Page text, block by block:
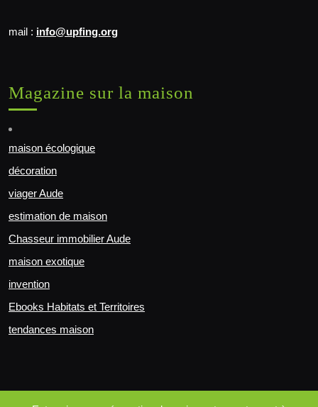
mail : info@upfing.org
Magazine sur la maison
maison écologique
décoration
viager Aude
estimation de maison
Chasseur immobilier Aude
maison exotique
invention
Ebooks Habitats et Territoires
tendances maison